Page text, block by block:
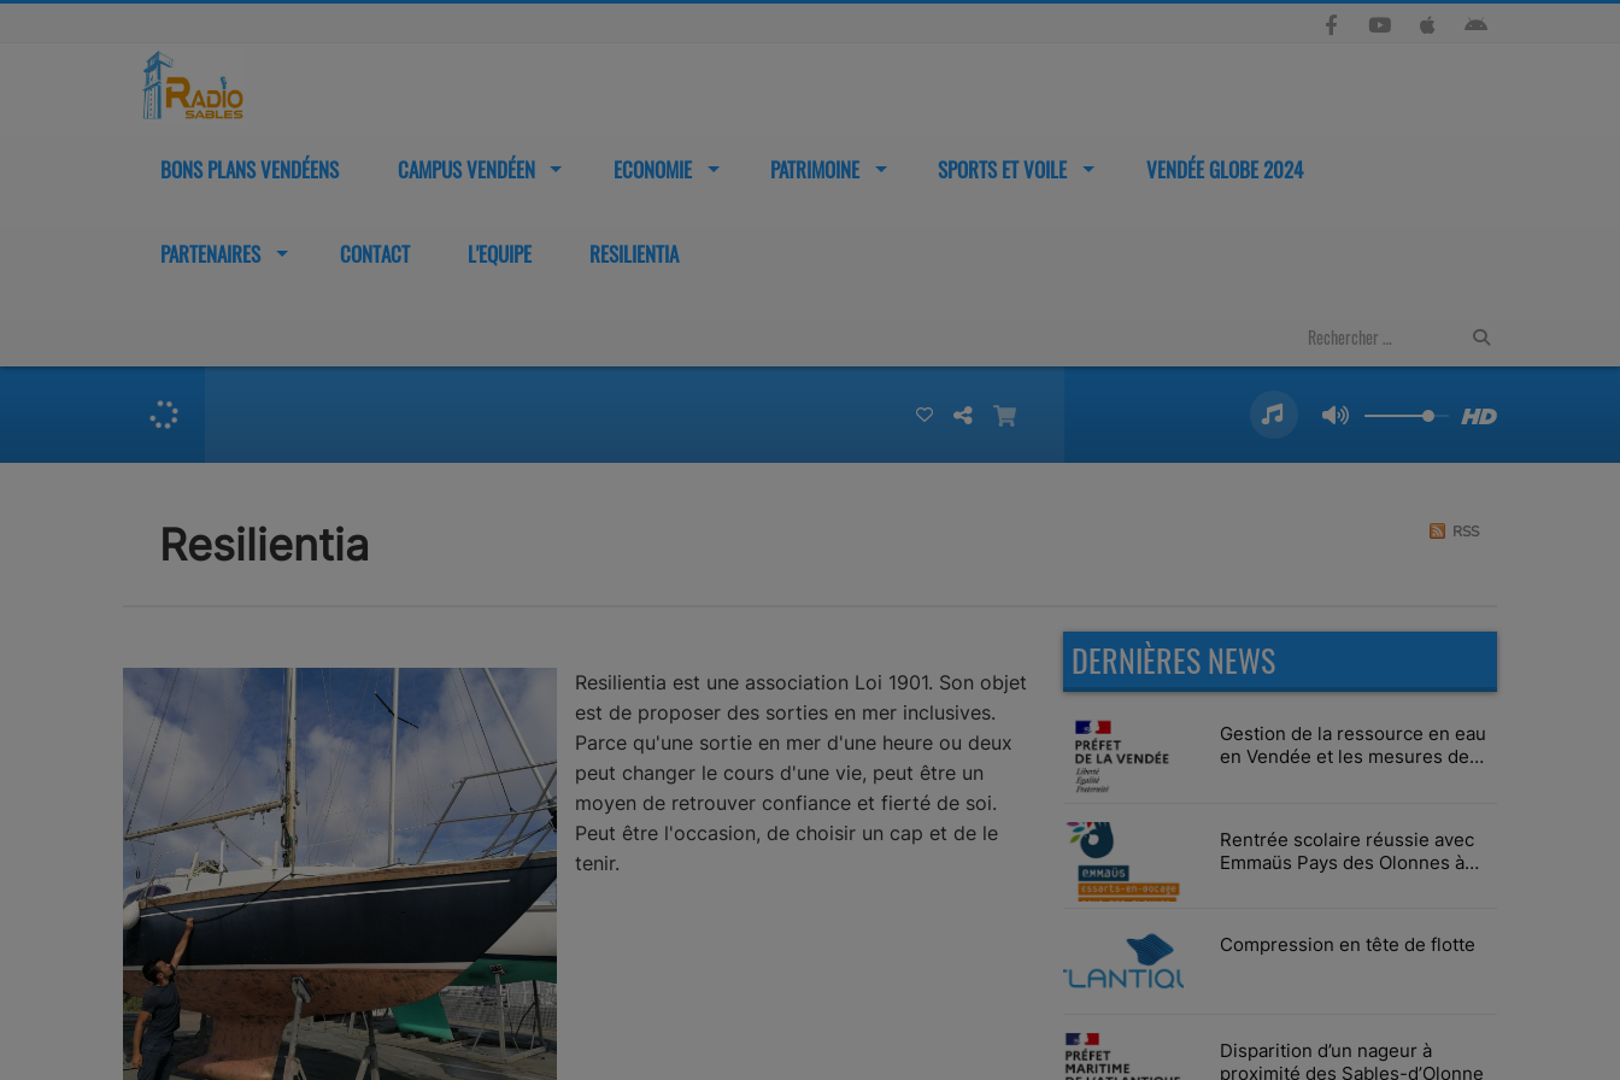
BONS PLANS VENDÉENS CAMPUS VENDÉEN ECONOMIE PATRIMOINE SPORTS ET VOILE VENDÉE GLOBE 2024
PARTENAIRES CONTACT L'EQUIPE RESILIENTIA
Resilientia RSS
Resilientia est une association Loi 1901. Son objet
est de proposer des sorties en mer inclusives.
Parce qu'une sortie en mer d'une heure ou deux
peut changer le cours d'une vie, peut être un
moyen de retrouver confiance et fierté de soi.
Peut être l'occasion, de choisir un cap et de le
tenir.
DERNIÈRES NEWS
Gestion de la ressource en eau
en Vendée et les mesures de
Rentrée scolaire réussie avec
Emmaüs Pays des Olonnes à
Compression en tête de flotte
Disparition d’un nageur à
proximité des Sables-d’Olonne